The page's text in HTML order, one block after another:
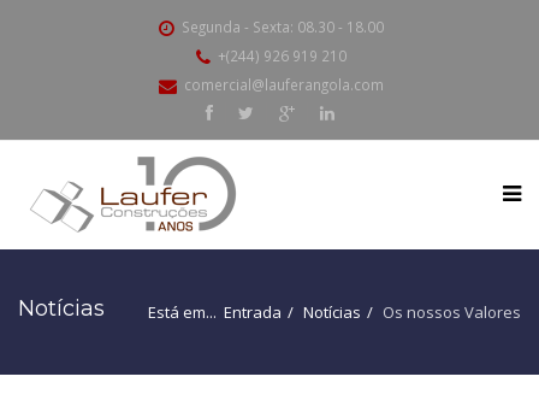
Segunda - Sexta: 08.30 - 18.00
+(244) 926 919 210
comercial@lauferangola.com
Notícias Está em... Entrada Notícias Os nossos Valores